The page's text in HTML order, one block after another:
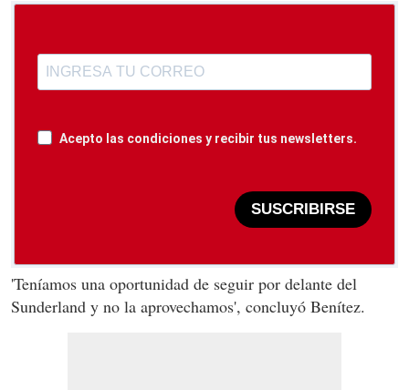
Acepto las condiciones y recibir tus newsletters.
SUSCRIBIRSE
'Teníamos una oportunidad de seguir por delante del
Sunderland y no la aprovechamos', concluyó Benítez.